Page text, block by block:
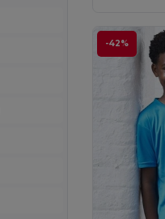
-42%